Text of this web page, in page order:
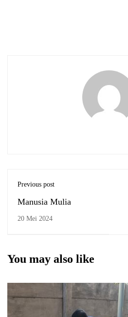
Previous post
Manusia Mulia
20 Mei 2024
You may also like